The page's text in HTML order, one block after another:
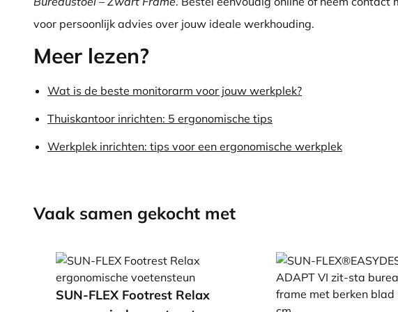
voor persoonlijk advies over jouw ideale werkhouding.
Meer lezen?
Wat is de beste monitorarm voor jouw werkplek?
Thuiskantoor inrichten: 5 ergonomische tips
Werkplek inrichten: tips voor een ergonomische werkplek
Vaak samen gekocht met
SUN-FLEX Footrest Relax